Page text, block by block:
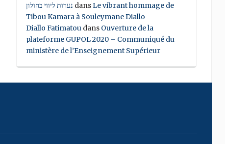
נערות ליווי בחולון dansLe vibrant hommage de
Tibou Kamara à Souleymane Diallo
Diallo Fatimatoudans Ouverture de la
plateforme GUPOL 2020 – Communiqué du
ministère de l’Enseignement Supérieur